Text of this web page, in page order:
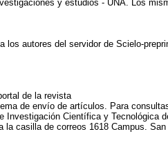
y estudios - UNA. Los
los autores del servidor de Scielo-
de la revista
de envío de artículos. Para
Científica y Tecnológica
casilla de correos 1618 Campus. San